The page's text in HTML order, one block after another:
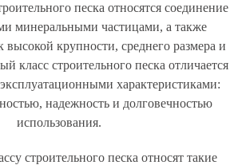
песка относятся соединение
минеральными частицами, а также
высокой крупности, среднего размера и
класс строительного песка отличается
характеристиками:
надежность и долговечностью
использования.
строительного песка относят такие